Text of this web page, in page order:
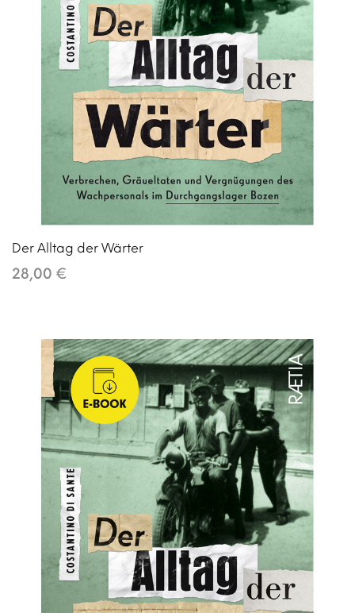
Der Alltag der Wärter
28,00 €